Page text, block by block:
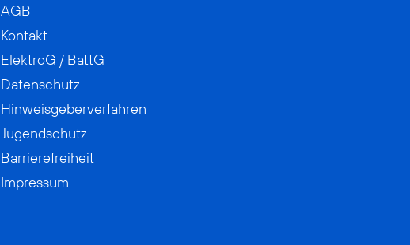
AGB
Kontakt
ElektroG / BattG
Datenschutz
Hinweisgeberverfahren
Jugendschutz
Barrierefreiheit
Impressum